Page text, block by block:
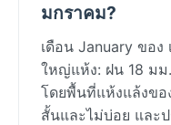
มกราคม?
เดือน January ของ
ใหญ่แห้ง: ฝน 18 ม
โดยพื้นที่แห้งแล้งข
สั้นและไม่บ่อย และ